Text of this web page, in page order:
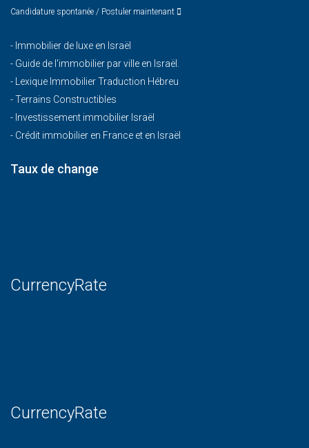
Candidature spontanée / Postuler maintenant
- Immobilier de luxe en Israël
- Guide de l'immobilier par ville en Israël.
-
Lexique Immobilier Traduction Hébreu
-Terrains Constructibles
- Investissement immobilier Israël
- Crédit immobilier en France et en Israël
Taux de change
CurrencyRate
CurrencyRate